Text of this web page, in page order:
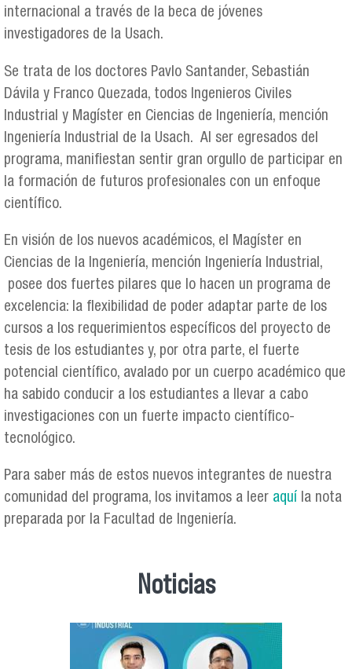
internacional a través de la beca de jóvenes
investigadores de la Usach.
Se trata de los doctores Pavlo Santander, Sebastián
Dávila y Franco Quezada, todos Ingenieros Civiles
Industrial y Magíster en Ciencias de Ingeniería, mención
Ingeniería Industrial de la Usach. Al ser egresados del
programa, manifiestan sentir gran orgullo de participar en
la formación de futuros profesionales con un enfoque
científico.
En visión de los nuevos académicos, el Magíster en
Ciencias de la Ingeniería, mención Ingeniería Industrial,
posee dos fuertes pilares que lo hacen un programa de
excelencia: la flexibilidad de poder adaptar parte de los
cursos a los requerimientos específicos del proyecto de
tesis de los estudiantes y, por otra parte, el fuerte
potencial científico, avalado por un cuerpo académico que
ha sabido conducir a los estudiantes a llevar a cabo
investigaciones con un fuerte impacto científico-
tecnológico.
Para saber más de estos nuevos integrantes de nuestra
comunidad del programa, los invitamos a leer aquí la nota
preparada por la Facultad de Ingeniería.
Noticias